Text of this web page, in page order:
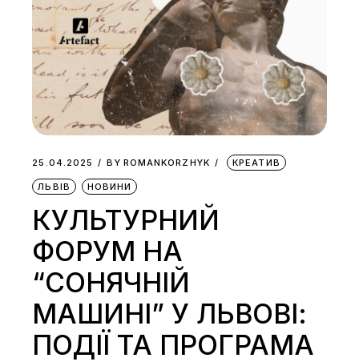
25.04.2025 BY ROMANKORZHYK КРЕАТИВ
ЛЬВІВ НОВИНИ
КУЛЬТУРНИЙ
ФОРУМ НА
“СОНЯЧНІЙ
МАШИНІ” У ЛЬВОВІ:
ПОДІЇ ТА ПРОГРАМА